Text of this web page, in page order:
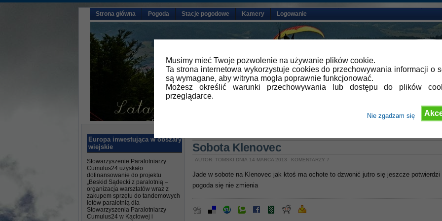
Musimy mieć Twoje pozwolenie na używanie plików cookie.
Ta strona internetowa wykorzystuje cookies do przechowywania informacji o
są wymagane, aby witryna mogła poprawnie funkcjonować.
Możesz określić warunki przechowywania lub dostępu do plików
przeglądarce.
Nie zgadzam się
Strona główna Pogoda Stacje pogodowe Kamery Logowanie
Europa inwestująca w obszary
wiejskie
Stowarzyszenie Paralotniarzy
Cumulus24 uzyskało
dofinansowanie do projektu
„Beskid Sądecki z paralotnią –
organizacja warsztatów wraz z
zakupem sprzętu do tandemowych
lotów paralotnią dla
Stowarzyszenia Paralotniarzy
Cumulus24 w Kąclowej i
Sobota Klenovec
AUTOR: TOMSKI DNIA 14 MARCA 2013 KOMENTARZY 7
Jade w sobote na Klenovec jak ktoś ma ochote to dzwonić jutro się jeszcze potwierdzi
pogoda się nie zmienia